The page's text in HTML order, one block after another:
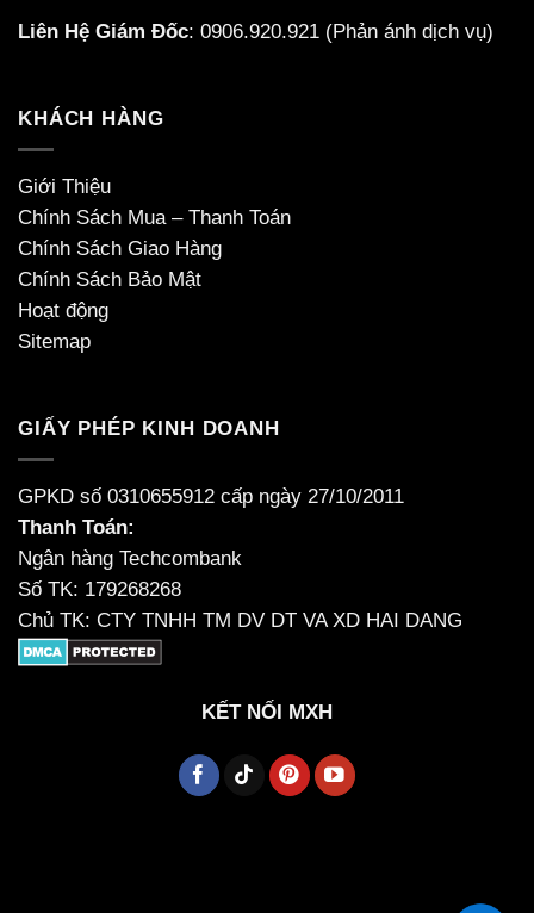
Liên Hệ Giám Đốc: 0906.920.921 (Phản ánh dịch vụ)
KHÁCH HÀNG
Giới Thiệu
Chính Sách Mua – Thanh Toán
Chính Sách Giao Hàng
Chính Sách Bảo Mật
Hoạt động
Sitemap
GIẤY PHÉP KINH DOANH
GPKD số 0310655912 cấp ngày 27/10/2011
Thanh Toán:
Ngân hàng Techcombank
Số TK: 179268268
Chủ TK: CTY TNHH TM DV DT VA XD HAI DANG
KẾT NỐI MXH